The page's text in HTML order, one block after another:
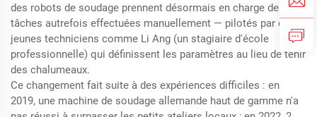
des robots de soudage prennent désormais en charge des
tâches autrefois effectuées manuellement — pilotés par de
jeunes techniciens comme Li Ang (un stagiaire d'école
professionnelle) qui définissent les paramètres au lieu de tenir
des chalumeaux.
Ce changement fait suite à des expériences difficiles : en
2019, une machine de soudage allemande haut de gamme n'a